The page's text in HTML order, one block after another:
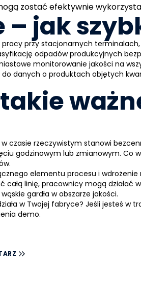
zostać efektywnie
– jak
przy stacjonarnych terminalach,
odpadów produkcyjnych
monitorowanie jakości na
do danych o produktach objętych
czasie rzeczywistym stanowi
godzinowym lub zmianowym. Co
elementu procesu i
całą linię, pracownicy mogą działać
gardła w obszarze jakości.
w Twojej fabryce? Jeśli jesteś w
demo.